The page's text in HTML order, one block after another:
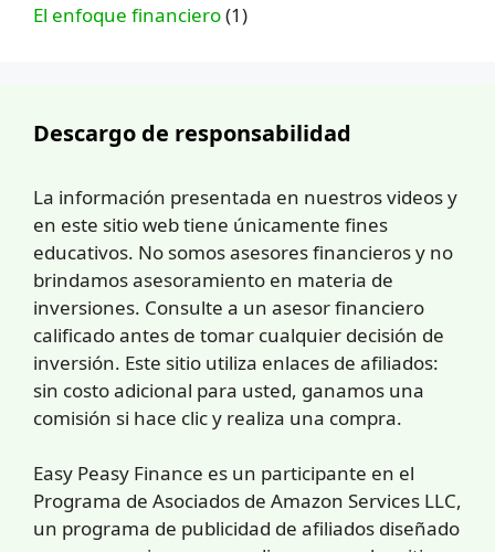
El enfoque financiero(1)
Descargo de responsabilidad
La información presentada en nuestros videos y
en este sitio web tiene únicamente fines
educativos. No somos asesores financieros y no
brindamos asesoramiento en materia de
inversiones. Consulte a un asesor financiero
calificado antes de tomar cualquier decisión de
inversión. Este sitio utiliza enlaces de afiliados:
sin costo adicional para usted, ganamos una
comisión si hace clic y realiza una compra.
Easy Peasy Finance es un participante en el
Programa de Asociados de Amazon Services LLC,
un programa de publicidad de afiliados diseñado